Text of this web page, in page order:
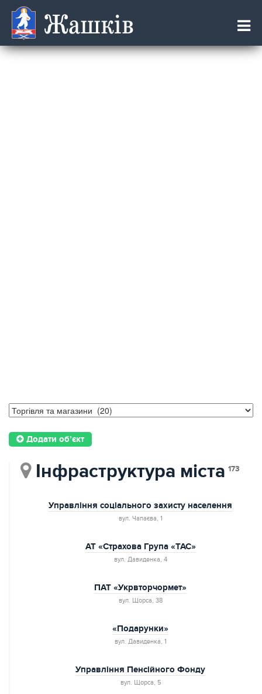
Жашків
Додати об’єкт
Інфраструктура міста 173
Управління соціального захисту населення
вул. Чапаєва, 1
АТ «Страхова Група «ТАС»
вул. Давиденкa, 4
ПАТ «Укрвторчормет»
вул. Щорса, 38
«Подарунки»
вул. Давиденкa, 1
Управлiння Пенсiйного Фонду
вул. Щорса, 5